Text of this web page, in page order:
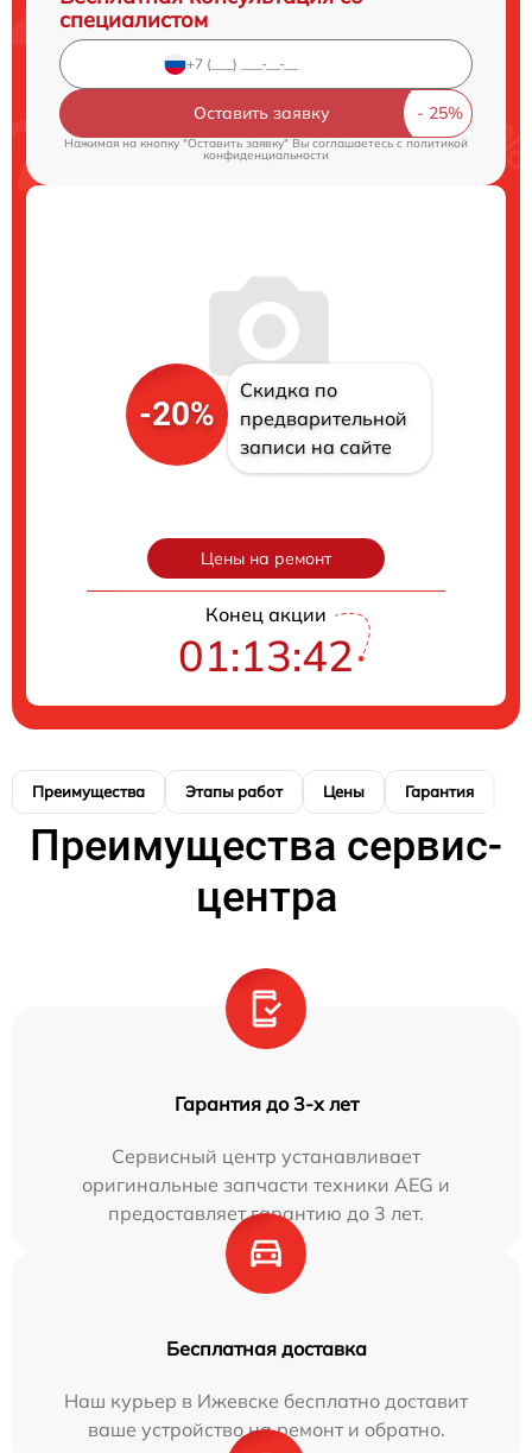
специалистом
Оставить заявку
Нажимая на кнопку "Оставить заявку" Вы соглашаетесь cполитикой
конфиденциальности
-20%
Скидка по
предварительной
записи на сайте
Цены на ремонт
Конец акции
01:13:41
Преимущества Этапы работ Цены Гарантия
Преимущества сервис-
центра
Гарантия до 3-х лет
Сервисный центр устанавливает
оригинальные запчасти техники AEG и
предоставляет гарантию до 3 лет.
Бесплатная доставка
Наш курьер в Ижевске бесплатно доставит
ваше устройство на ремонт и обратно.